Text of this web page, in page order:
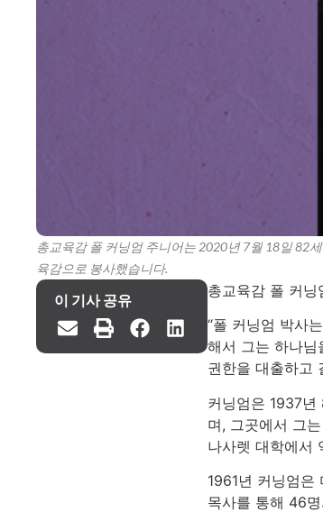
총교육감 폴 커닝엄 주니어는 2020년 7월 18일 82
육감으로 봉사했습니다.
이 기사 공유
총교육감 폴 커
“폴 커닝엄 박사
해서 그는 하나님
권한을 대출하고
커닝엄은 1937
며, 그곳에서 그
나사렛 대학에서
1961년 커닝엄은
목사를 통해 46